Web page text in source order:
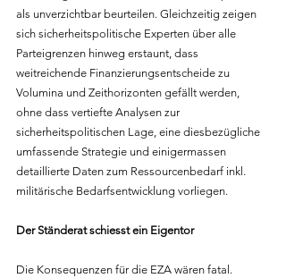
als unverzichtbar beurteilen. Gleichzeitig zeigen
sich sicherheitspolitische Experten über alle
Parteigrenzen hinweg erstaunt, dass
weitreichende Finanzierungsentscheide zu
Volumina und Zeithorizonten gefällt werden,
ohne dass vertiefte Analysen zur
sicherheitspolitischen Lage, eine diesbezügliche
umfassende Strategie und einigermassen
detaillierte Daten zum Ressourcenbedarf inkl.
militärische Bedarfsentwicklung vorliegen.
Der Ständerat schiesst ein Eigentor
Die Konsequenzen für die EZA wären fatal.